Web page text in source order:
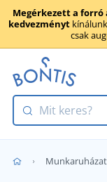
Megérkezett a forró
kedvezményt
csak
Munkaruházat